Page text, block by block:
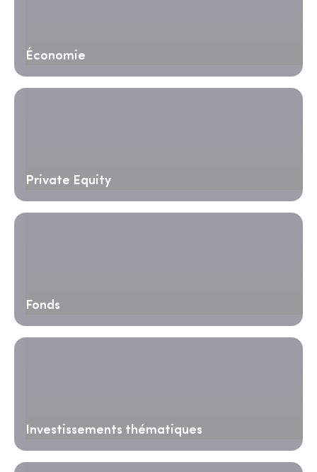
Économie
Private Equity
Fonds
Investissements thématiques